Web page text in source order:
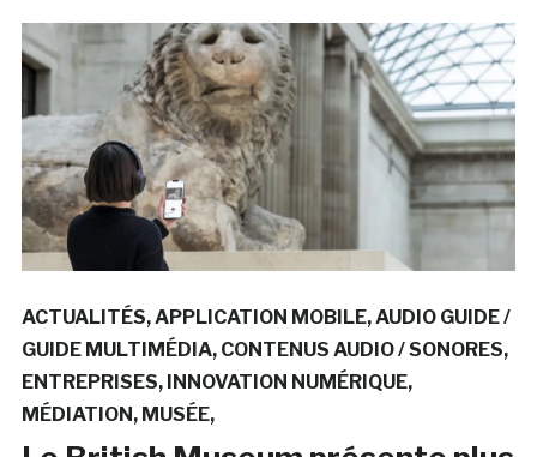
ACTUALITÉS APPLICATION MOBILE AUDIO GUIDE /
GUIDE MULTIMÉDIA CONTENUS AUDIO / SONORES
ENTREPRISES INNOVATION NUMÉRIQUE
MÉDIATION MUSÉE